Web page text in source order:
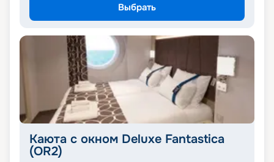
Выбрать
Каюта с окном Deluxe Fantastica
(OR2)